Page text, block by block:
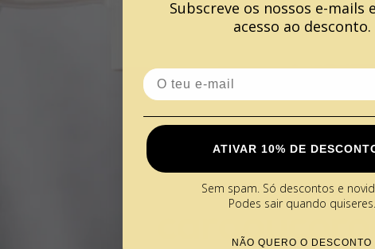
Subscreve os nossos e-mails
acesso ao desconto.
Email
ATIVAR 10% DE
Sem spam. Só descontos e
Podes sair quando quiseres.
NÃO QUERO O DESCONTO